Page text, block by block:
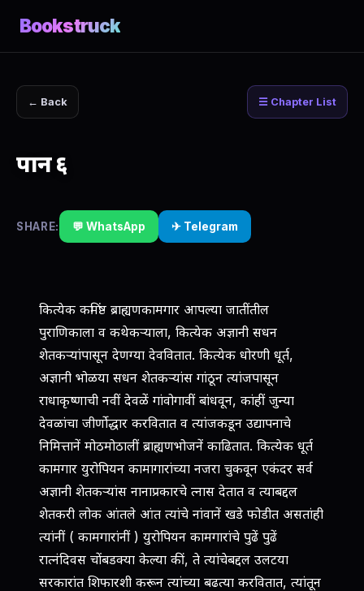
Bookstruck
← Back ☰ Chapter List
पान ६
SHARE: 💬 WhatsApp ✈ Telegram
कित्येक कमिंष्ठ ब्राह्यणकामगार आपल्या जातींतील
पुराणिकाला व कथेकर्‍याला, कित्येक अज्ञानी सधन
शेतकर्‍यांपासून देणग्या देववितात. कित्येक धोरणी धूर्त,
अज्ञानी भोळया सधन शेतकर्‍यांस गांठून त्यांजपासून
राधाकृष्णाची नवीं देवळें गांवोगावीं बांधवून, कांहीं जुन्या
देवळांचा जीर्णोद्धार करवितात व त्यांजकडून उद्यापनाचे
निमित्तानें मोठमोठालीं ब्राह्यणभोजनें काढितात. कित्येक धूर्त
कामगार युरोपियन कामागारांच्या नजरा चुकवून एकंदर सर्व
अज्ञानी शेतकर्‍यांस नानाप्रकारचे त्नास देतात व त्याबद्दल
शेतकरी लोक आंतले आंत त्यांचे नांवानें खडे फोडीत असतांही
त्यांनीं ( कामगारांनीं ) युरोपियन कामगारांचे पुढें पुढें
रात्नंदिवस चोंबडक्या केल्या कीं, ते त्यांचेबद्दल उलटया
सरकारांत शिफारशी करून त्यांच्या बढत्या करवितात, त्यांतून